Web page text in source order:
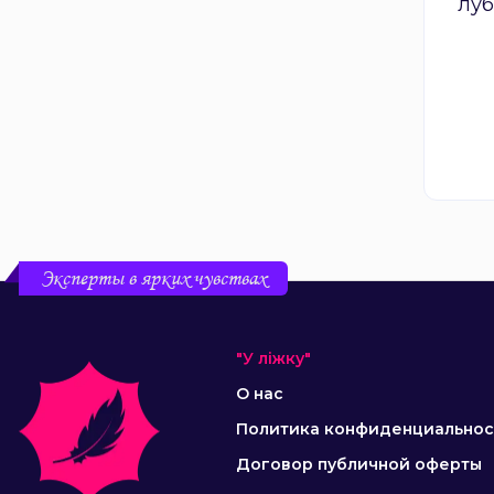
Эксперты в ярких чувствах
"У ліжку"
О нас
Политика
Договор публичной оферты